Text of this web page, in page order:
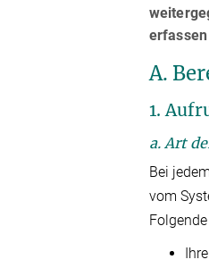
A.
1.
a. Art
Bei
vom